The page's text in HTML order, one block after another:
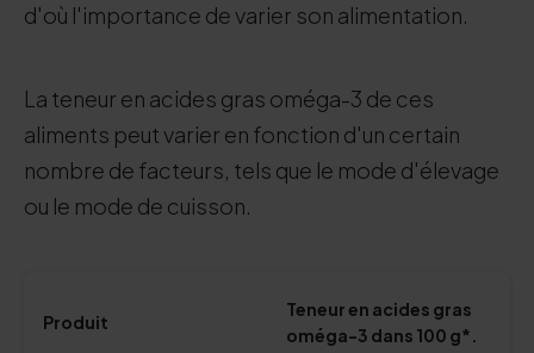
d'où l'importance de varier son alimentation.
La teneur en acides gras oméga-3 de ces
aliments peut varier en fonction d'un certain
nombre de facteurs, tels que le mode d'élevage
ou le mode de cuisson.
Produit
Teneur en acides gras
oméga-3 dans 100 g*.